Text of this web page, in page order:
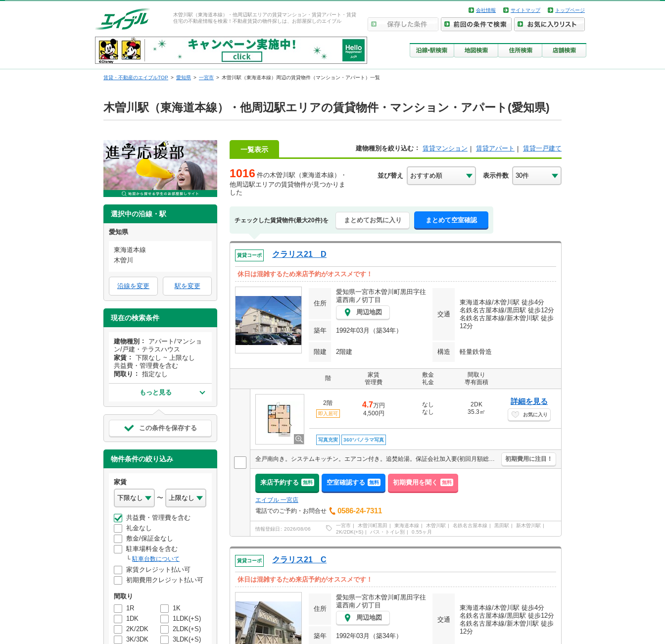
木曽川駅（東海道本線）・他周辺駅エリアの賃貸マンション・賃貸アパート・賃貸
住宅の不動産情報を検索！不動産賃貸の物件探しは、お部屋探しのエイブル
会社情報 サイトマップ トップページ
賃貸・不動産のエイブルTOP 愛知県 一宮市 木曽川駅（東海道本線）周辺の賃貸物件（マンション・アパート）一覧
木曽川駅（東海道本線）・他周辺駅エリアの賃貸物件・マンション・アパート(愛知県)
選択中の沿線・駅
愛知県
東海道本線
木曽川
沿線を変更 駅を変更
現在の検索条件
建物種別
アパート/マンショ
ン/戸建・テラスハウス
家賃
下限なし ~ 上限なし
共益費・管理費を含む
間取り
指定なし
もっと見る
この条件を保存する
物件条件の絞り込み
家賃
〜
共益費・管理費を含む
礼金なし
敷金/保証金なし
駐車場料金を含む
駐車台数について
家賃クレジット払い可
初期費用クレジット払い可
間取り
1R
1K
1DK
1LDK(+S)
2K/2DK
2LDK(+S)
3K/3DK
3LDK(+S)
一覧表示 建物種別を絞り込む 賃貸マンション 賃貸アパート 賃貸一戸建て
1016 件の木曽川駅（東海道本線）・
他周辺駅エリアの賃貸物件が見つかりま
した
並び替え 表示件数
チェックした賃貸物件(最大20件)を まとめてお気に入り まとめて空室確認
賃貸コーポ クラリス21 D
休日は混雑するため来店予約がオススメです！
住所
愛知県一宮市木曽川町黒田字往
還西南ノ切丁目
周辺地図
交通
東海道本線/木曽川駅 徒歩4分
名鉄名古屋本線/黒田駅 徒歩12分
名鉄名古屋本線/新木曽川駅 徒歩
12分
築年 1992年03月（築34年）
階建 2階建 構造 軽量鉄骨造
階
家賃
管理費
敷金
礼金
間取り
専有面積
2階
即入居可
4.7万円
4,500円
なし
なし
2DK
35.3㎡
詳細を見る
お気に入り
写真充実 360°パノラマ写真
全戸南向き。システムキッチン。エアコン付き。追焚給湯。保証会社加入要(初回月額総額30%、月次月額総額1.5%)。 初期費用に注目！
来店予約する 無料 空室確認する 無料 初期費用を聞く 無料
エイブル 一宮店
電話でのご予約・お問合せ
0586-24-7311
情報登録日 2026/08/06
一宮市 木曽川町黒田 東海道本線 木曽川駅 名鉄名古屋本線 黒田駅
新木曽川駅
2K/2DK(+S)
バス・トイレ別 0.55ヶ月
賃貸コーポ クラリス21 C
休日は混雑するため来店予約がオススメです！
住所
愛知県一宮市木曽川町黒田字往
還西南ノ切丁目
周辺地図
交通
東海道本線/木曽川駅 徒歩4分
名鉄名古屋本線/黒田駅 徒歩12分
名鉄名古屋本線/新木曽川駅 徒歩
12分
築年 1992年03月（築34年）